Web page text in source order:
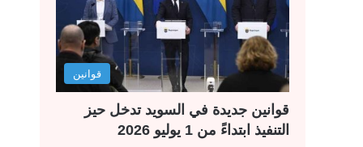
قوانين
قوانين جديدة في السويد تدخل حيز
التنفيذ ابتداءً من 1 يوليو 2026